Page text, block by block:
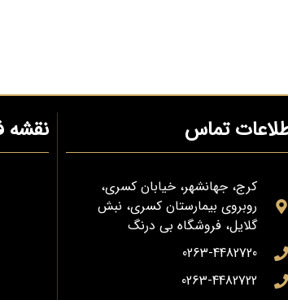
تماس
کرج، جهانشهر، خیابان کسری،
روبروی بیمارستان کسری، نبش
گلایل، فروشگاه بی درنگ
0263-4482720
0263-4482722
نقشه